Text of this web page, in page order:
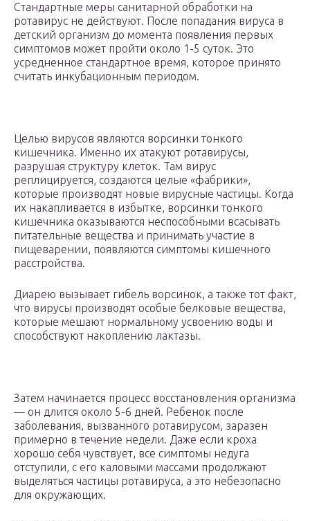
Стандартные меры санитарной обработки на
ротавирус не действуют. После попадания вируса в
детский организм до момента появления первых
симптомов может пройти около 1-5 суток. Это
усредненное стандартное время, которое принято
считать инкубационным периодом.
Целью вирусов являются ворсинки тонкого
кишечника. Именно их атакуют ротавирусы,
разрушая структуру клеток. Там вирус
реплицируется, создаются целые «фабрики»,
которые производят новые вирусные частицы. Когда
их накапливается в избытке, ворсинки тонкого
кишечника оказываются неспособными всасывать
питательные вещества и принимать участие в
пищеварении, появляются симптомы кишечного
расстройства.
Диарею вызывает гибель ворсинок, а также тот факт,
что вирусы производят особые белковые вещества,
которые мешают нормальному усвоению воды и
способствуют накоплению лактазы.
Затем начинается процесс восстановления организма
— он длится около 5-6 дней. Ребенок после
заболевания, вызванного ротавирусом, заразен
примерно в течение недели. Даже если кроха
хорошо себя чувствует, все симптомы недуга
отступили, с его каловыми массами продолжают
выделяться частицы ротавируса, а это небезопасно
для окружающих.